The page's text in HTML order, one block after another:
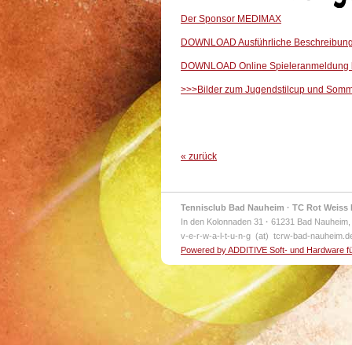
Der Sponsor MEDIMAX
DOWNLOAD Ausführliche
DOWNLOAD Online Spieleranmeldung
>>>Bilder zum Jugendstilcup und
« zurück
Tennisclub Bad Nauheim · TC Rot Weiss
In den Kolonnaden 31 · 61231 Bad
v-e-r-w-a-l-t-u-n-g (at) tcrw-bad-
Powered by ADDITIVE Soft- und Hardware